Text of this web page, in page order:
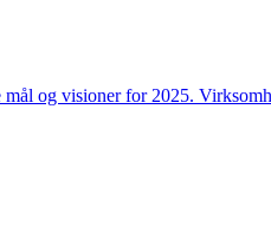
og visioner for 2025.